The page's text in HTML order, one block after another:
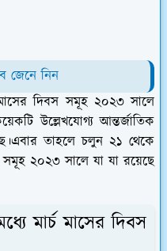
জেনে নিন
দিবস সমূহ ২০২৩ সালে
উল্লেখযোগ্য আন্তর্জাতিক
তাহলে চলুন ২১ থেকে
সমূহ ২০২৩ সালে যা যা রয়েছে
মার্চ মাসের দিবস